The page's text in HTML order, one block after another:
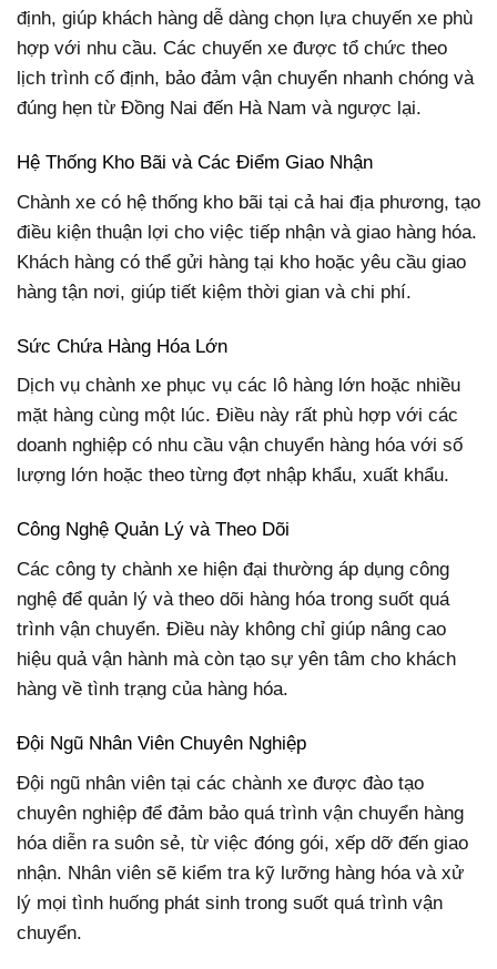
định, giúp khách hàng dễ dàng chọn lựa chuyến xe phù
hợp với nhu cầu. Các chuyến xe được tổ chức theo
lịch trình cố định, bảo đảm vận chuyển nhanh chóng và
đúng hẹn từ Đồng Nai đến Hà Nam và ngược lại.
Hệ Thống Kho Bãi và Các Điểm Giao Nhận
Chành xe có hệ thống kho bãi tại cả hai địa phương, tạo
điều kiện thuận lợi cho việc tiếp nhận và giao hàng hóa.
Khách hàng có thể gửi hàng tại kho hoặc yêu cầu giao
hàng tận nơi, giúp tiết kiệm thời gian và chi phí.
Sức Chứa Hàng Hóa Lớn
Dịch vụ chành xe phục vụ các lô hàng lớn hoặc nhiều
mặt hàng cùng một lúc. Điều này rất phù hợp với các
doanh nghiệp có nhu cầu vận chuyển hàng hóa với số
lượng lớn hoặc theo từng đợt nhập khẩu, xuất khẩu.
Công Nghệ Quản Lý và Theo Dõi
Các công ty chành xe hiện đại thường áp dụng công
nghệ để quản lý và theo dõi hàng hóa trong suốt quá
trình vận chuyển. Điều này không chỉ giúp nâng cao
hiệu quả vận hành mà còn tạo sự yên tâm cho khách
hàng về tình trạng của hàng hóa.
Đội Ngũ Nhân Viên Chuyên Nghiệp
Đội ngũ nhân viên tại các chành xe được đào tạo
chuyên nghiệp để đảm bảo quá trình vận chuyển hàng
hóa diễn ra suôn sẻ, từ việc đóng gói, xếp dỡ đến giao
nhận. Nhân viên sẽ kiểm tra kỹ lưỡng hàng hóa và xử
lý mọi tình huống phát sinh trong suốt quá trình vận
chuyển.